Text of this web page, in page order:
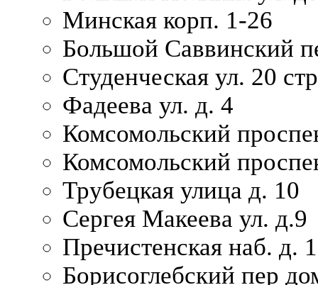
Минская корп. 1-26
Большой Саввинский
Студенческая ул. 20
Фадеева ул. д. 4
Комсомольский
Комсомольский
Трубецкая улица д. 10
Сергея Макеева ул. д.9
Пречистенская наб. д.
Борисоглебский пер